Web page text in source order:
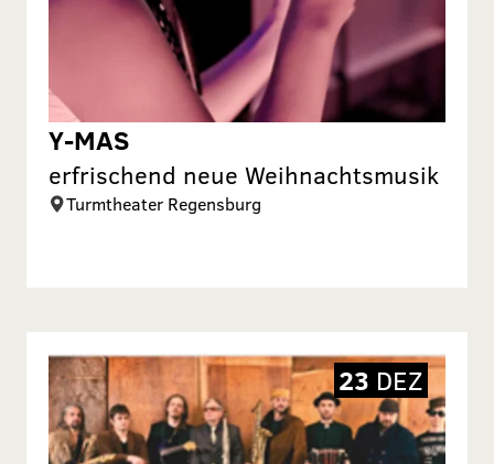
Y-MAS
erfrischend neue Weihnachtsmusik
Turmtheater Regensburg
23 DEZ